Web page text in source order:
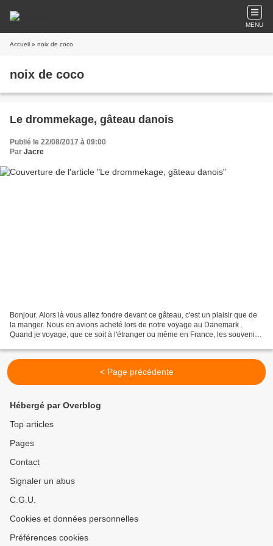
MENU
Accueil » noix de coco
noix de coco
Le drommekage, gâteau danois
Publié le 22/08/2017 à 09:00
Par Jacre
Bonjour. Alors là vous allez fondre devant ce gâteau, c'est un plaisir que de
la manger. Nous en avions acheté lors de notre voyage au Danemark .
Quand je voyage, que ce soit à l'étranger ou même en France, les souvenirs
< Page précédente
Hébergé par Overblog
Top articles
Pages
Contact
Signaler un abus
C.G.U.
Cookies et données personnelles
Préférences cookies